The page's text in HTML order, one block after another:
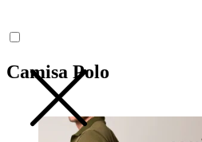
Camisa Polo